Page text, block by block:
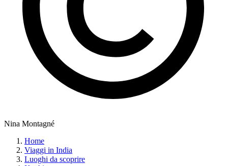
Nina Montagné
Home
Viaggi in India
Luoghi da scoprire